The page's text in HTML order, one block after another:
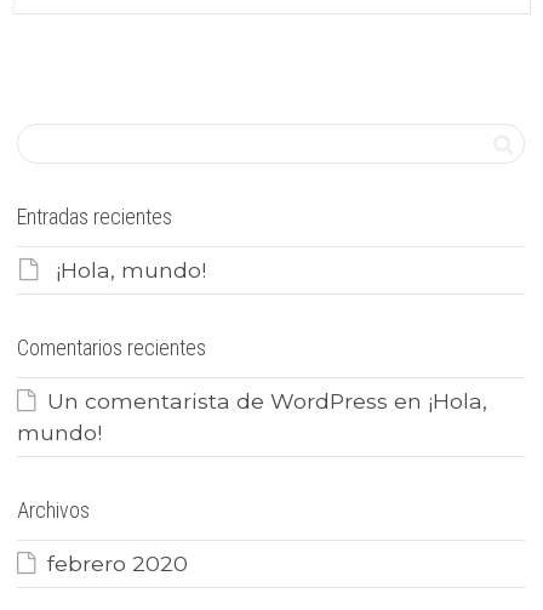
Entradas recientes
¡Hola, mundo!
Comentarios recientes
Un comentarista de WordPress en ¡Hola,
mundo!
Archivos
febrero 2020